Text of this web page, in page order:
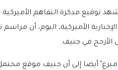
توقيع مذكرة التفاهم الأميركية -
الأميركية، اليوم، أن مراسم
الأرجح في جنيف.
أيضا إلى أن جنيف موقع